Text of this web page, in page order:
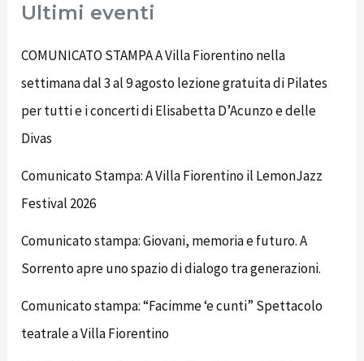
Ultimi eventi
COMUNICATO STAMPA A Villa Fiorentino nella
settimana dal 3 al 9 agosto lezione gratuita di Pilates
per tutti e i concerti di Elisabetta D’Acunzo e delle
Divas
Comunicato Stampa: A Villa Fiorentino il LemonJazz
Festival 2026
Comunicato stampa: Giovani, memoria e futuro. A
Sorrento apre uno spazio di dialogo tra generazioni.
Comunicato stampa: “Facimme ‘e cunti” Spettacolo
teatrale a Villa Fiorentino